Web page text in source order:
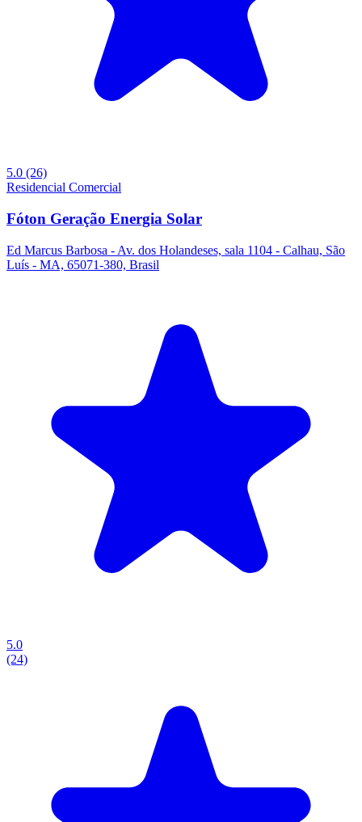
5.0 (26)
Residencial Comercial
Fóton Geração Energia Solar
Ed Marcus Barbosa - Av. dos Holandeses, sala 1104 - Calhau, São
Luís - MA, 65071-380, Brasil
5.0
(24)